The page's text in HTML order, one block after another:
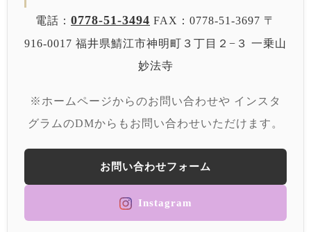
電話： 0778-51-3494 FAX：0778-51-3697 〒
916-0017 福井県鯖江市神明町３丁目２−３ 一乗山
妙法寺
※ホームページからのお問い合わせや インスタ
グラムのDMからもお問い合わせいただけます。
お問い合わせフォーム
Instagram